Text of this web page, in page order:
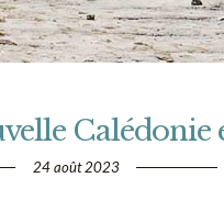
Calédonie
24 août 2023